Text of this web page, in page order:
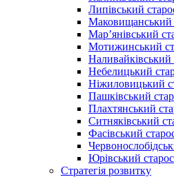
Липівський
Маковищанський
Мар’янівський
Мотижинський
Наливайківський
Небелицький
Ніжиловицький
Пашківський
Плахтянський
Ситняківський
Фасівський
Юрівський
Стратегія розвитку